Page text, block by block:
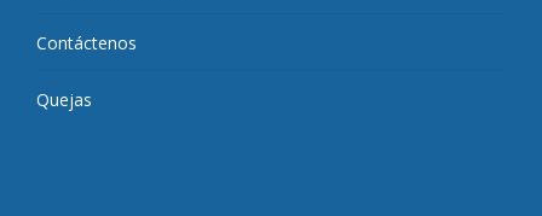
Contáctenos
Quejas